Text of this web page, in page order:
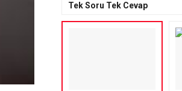
Tek Soru Tek Cevap